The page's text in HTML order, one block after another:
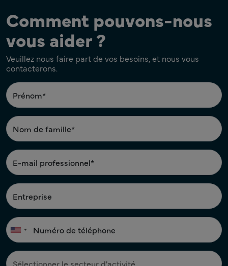
Comment pouvons-nous
vous aider ?
Veuillez nous faire part de vos besoins, et nous vous
contacterons.